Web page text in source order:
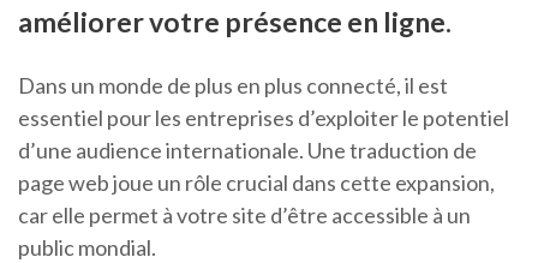
améliorer votre présence en ligne.
Dans un monde de plus en plus connecté, il est
essentiel pour les entreprises d’exploiter le potentiel
d’une audience internationale. Une traduction de
page web joue un rôle crucial dans cette expansion,
car elle permet à votre site d’être accessible à un
public mondial.